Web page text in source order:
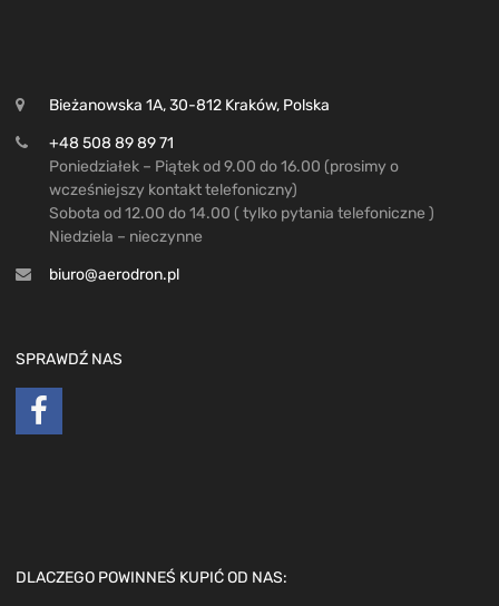
Bieżanowska 1A, 30-812 Kraków, Polska
+48 508 89 89 71
Poniedziałek – Piątek od 9.00 do 16.00 (prosimy o
wcześniejszy kontakt telefoniczny)
Sobota od 12.00 do 14.00 ( tylko pytania telefoniczne )
Niedziela – nieczynne
biuro@aerodron.pl
SPRAWDŹ NAS
DLACZEGO POWINNEŚ KUPIĆ OD NAS: